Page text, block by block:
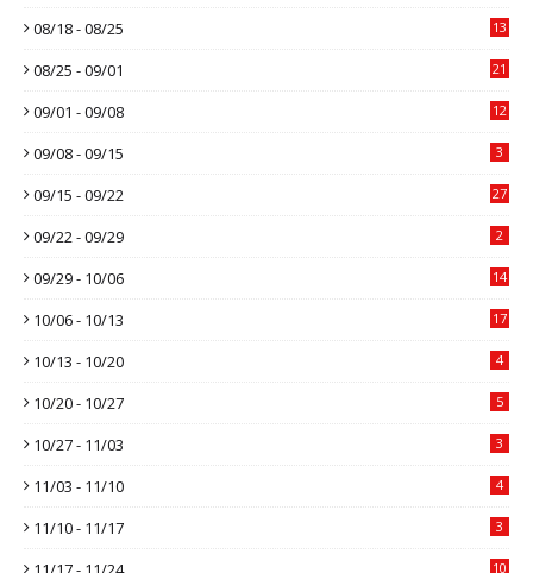
08/18 - 08/25 13
08/25 - 09/01 21
09/01 - 09/08 12
09/08 - 09/15 3
09/15 - 09/22 27
09/22 - 09/29 2
09/29 - 10/06 14
10/06 - 10/13 17
10/13 - 10/20 4
10/20 - 10/27 5
10/27 - 11/03 3
11/03 - 11/10 4
11/10 - 11/17 3
10